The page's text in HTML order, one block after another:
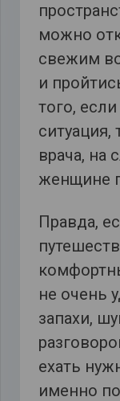
можно
свежим
и
того,
врача, на
женщине
Правда,
не очень
запахи,
ехать
именно